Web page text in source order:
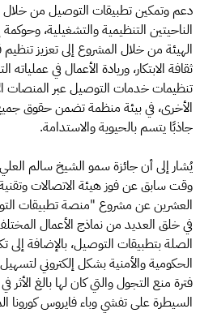
دعم وتمكين تطبيقات التوصيل من
الناحيتين التنظيمية والتشغيلية،
الهيئة من خلال المشروع إلى تعزيز
ثقافة الابتكار، وريادة الأعمال في
تنظيمات خدمات التوصيل عبر المنصات
الأخرى، في بيئة منظمة تضمن حقوق جميع
جاذبًا يتسم بالحيوية والاستدامة.
يُشار إلى أن جائزة سمو الشيخ سالم
وقت سابق عن فوز هيئة الاتصالات وتقنية
العشرين عن مشروع "منصة تطبيقات
في خلق العديد من نماذج الأعمال
الصلة بتطبيقات التوصيل، بالإضافة
الحكومية والأمنية بشكل إلكتروني
فترة منع التجول والتي كان لها بالغ
السيطرة على تفشي وباء فايروس كورونا